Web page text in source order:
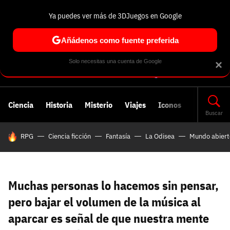
Ciencia Historia Misterio Viajes Iconos
Buscar
HOY SE HABLA DE
RPG Ciencia ficción Fantasía La Odisea Mundo
Muchas personas lo hacemos sin pensar,
pero bajar el volumen de la música al
aparcar es señal de que nuestra mente
Entra en 3DJuegos
Correo electrónico
Contraseña
Entra con Google
Regístrate en 3DJuegos
Correo electrónico
Contraseña (mínimo 6 caracteres)
Repetir contraseña
Nombre de usuario
Se usa para la dirección de tu página de usuario.
Piénsalo bien porque no podrás cambiarlo. Mínimo 3
Recuperar contraseña
Correo electrónico
Recuperar contraseña Cancelar
Te enviaremos un correo electrónico con un
Correo electrónico asociado a tu cuenta de
Facebook:
×
Ya puedes ver más de 3DJuegos en Google
Añádenos como fuente preferida
Solo necesitas una cuenta de Google